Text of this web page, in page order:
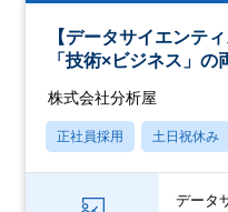
【データサイエンテ
「技術×ビジネス」の
株式会社分析屋
正社員採用 土日祝休み
データ